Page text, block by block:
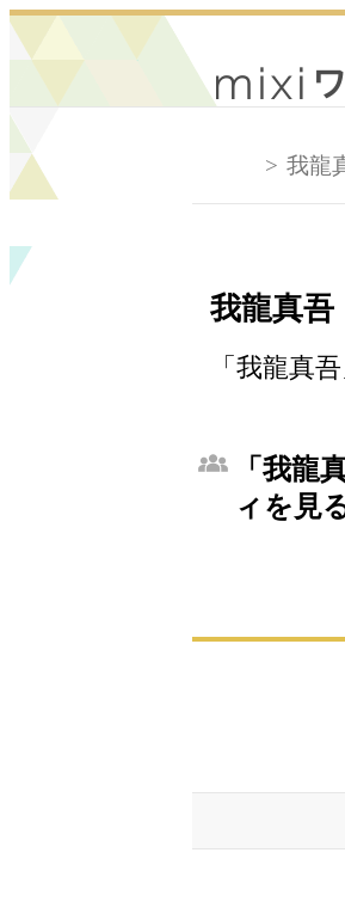
我龍
我龍真吾
「我龍真
「我龍
ィを見